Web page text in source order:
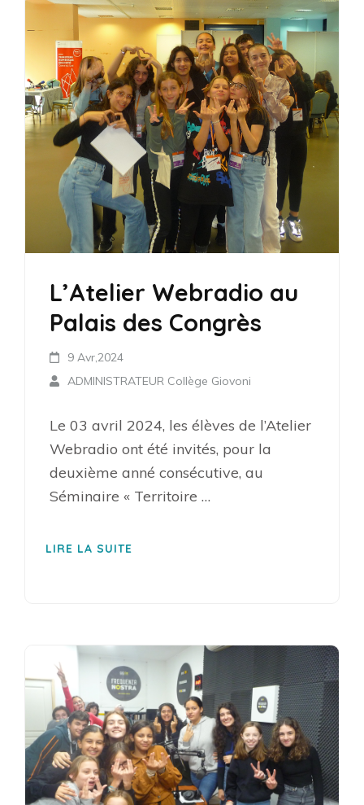
L’Atelier Webradio au
Palais des Congrès
9 Avr,2024
ADMINISTRATEUR Collège Giovoni
Le 03 avril 2024, les élèves de l’Atelier
Webradio ont été invités, pour la
deuxième anné consécutive, au
Séminaire « Territoire …
LIRE LA SUITE